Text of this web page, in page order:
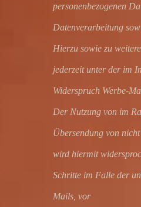
personenbezogenen
Datenverarbeitung
Hierzu sowie zu
jederzeit unter der im
Widerspruch Werbe-
Der Nutzung von im
Übersendung von
wird hiermit
Schritte im Falle der
Mails, vor